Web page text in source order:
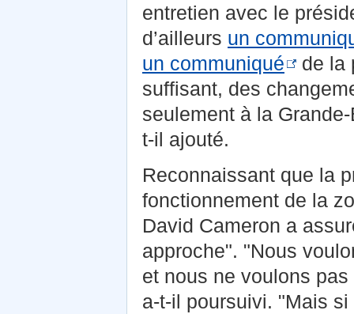
entretien avec le
d’ailleurs un
un communiqué
de la
suffisant, des
seulement à la
t-il ajouté.
Reconnaissant que la
fonctionnement de la
David Cameron a
approche". "Nous
et nous ne voulons
a-t-il poursuivi. "Mais